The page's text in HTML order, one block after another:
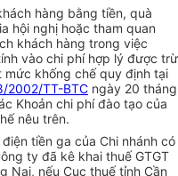
hàng bằng tiền, quà
hội nghị hoặc tham quan
khách hàng trong việc
vào chi phí hợp lý được trừ
khống chế quy định tại
2002/TT-BTC ngày 20 tháng
Khoản chi phí đào tạo của
nêu trên.
tiền ga của Chi nhánh có
ty đã kê khai thuế GTGT
Nai, nếu Cục thuế tỉnh Cần